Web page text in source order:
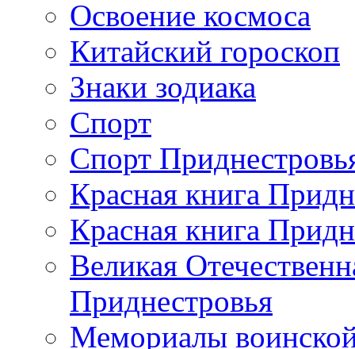
Освоение космоса
Китайский гороскоп
Знаки зодиака
Спорт
Спорт
Красная книга
Красная книга
Великая
Приднестровья
Мемориалы